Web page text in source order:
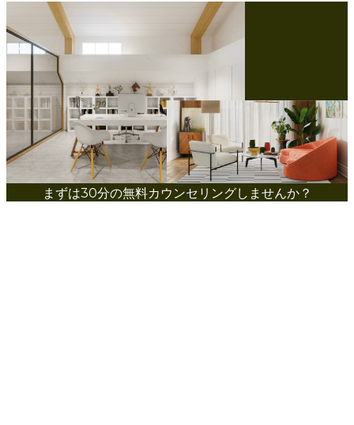
まずは30分の無料カウンセリングしませんか？